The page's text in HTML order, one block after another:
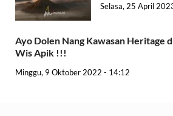
Selasa, 25 April
Ayo Dolen Nang Kawasan Heritage
Wis Apik !!!
Minggu, 9 Oktober 2022 - 14:12